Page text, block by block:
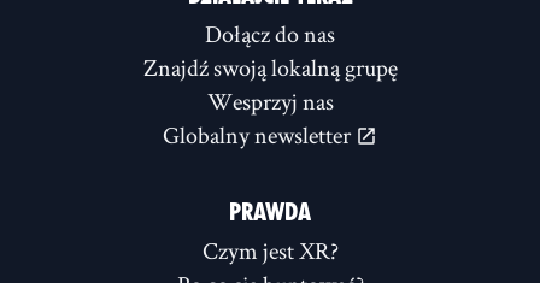
Dołącz do nas
Znajdź swoją lokalną grupę
Wesprzyj nas
Globalny newsletter
PRAWDA
Czym jest XR?